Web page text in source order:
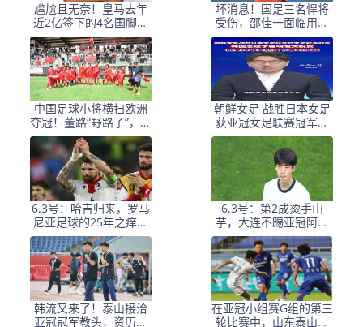
尴尬且无奈！皇马去年
近2亿签下的4名国脚新
援，今夏均无缘世界杯
坏消息！国足三名悍将
受伤，邵佳一面临用人
荒，武磊也难出场
中国足球小将横扫欧洲
夺冠！董路“野路子”，撕
开了谁的遮羞布？
朝鲜女足 战胜日本女足
获亚冠女足联赛冠军李
在明 发文祝贺
6.3号：哈吉归来，罗马
尼亚足球的25年之痒能
解么？
6.3号：第2成烫手山
芋，大连不踢亚冠阿奇
+马莱莱没必要换练好新
星更重要
韩流又来了！泰山接洽
亚冠冠军教头，资历与
在亚冠小组赛G组的第三
轮比赛中，山东泰山客